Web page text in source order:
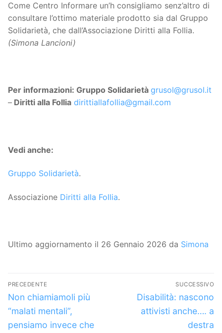
Come Centro Informare un’h consigliamo senz’altro di
consultare l’ottimo materiale prodotto sia dal Gruppo
Solidarietà, che dall’Associazione Diritti alla Follia.
(Simona Lancioni)
Per informazioni: Gruppo Solidarietà grusol@grusol.it
– Diritti alla Follia dirittiallafollia@gmail.com
Vedi anche:
Gruppo Solidarietà.
Associazione Diritti alla Follia.
Ultimo aggiornamento il 26 Gennaio 2026 da Simona
Navigazione
articoli
PRECEDENTE
Articolo
precedente:
Non chiamiamoli più
“malati mentali”,
pensiamo invece che
SUCCESSIVO
Articolo
successivo:
Disabilità: nascono
attivisti anche…. a
destra